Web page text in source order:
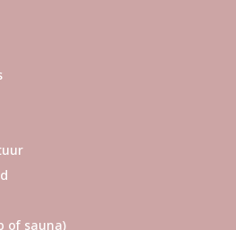
of sauna)